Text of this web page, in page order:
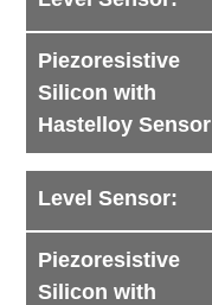
Piezoresistive
Silicon with
Hastelloy Sensor
Level Sensor:
Piezoresistive
Silicon with